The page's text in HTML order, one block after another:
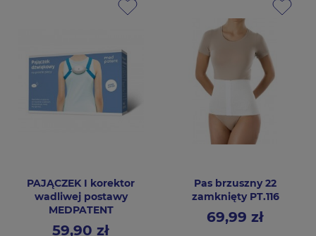
PAJĄCZEK I korektor
wadliwej postawy
MEDPATENT
Cena59,90 zł
Pas brzuszny 22
zamknięty PT.116
Cena69,99 zł